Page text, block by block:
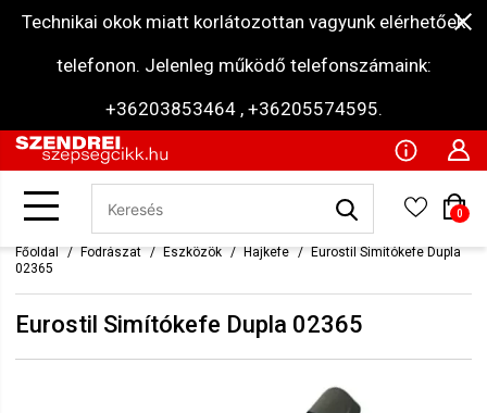
Technikai okok miatt korlátozottan vagyunk elérhetőek
telefonon. Jelenleg működő telefonszámaink:
+36203853464 , +36205574595.
0
Főoldal Fodrászat Eszközök Hajkefe
Eurostil Simítókefe Dupla
02365
Eurostil Simítókefe Dupla 02365